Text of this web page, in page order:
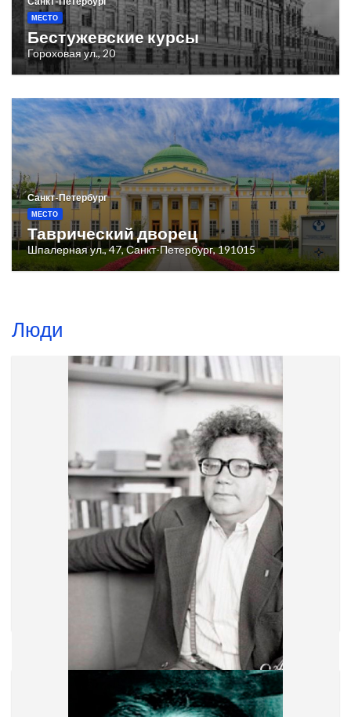
МЕСТО
Бестужевские курсы
Гороховая ул., 20
Санкт-Петербург
МЕСТО
Таврический дворец
Шпалерная ул., 47, Санкт-Петербург, 191015
Люди
Авдышев Алексей Иванович